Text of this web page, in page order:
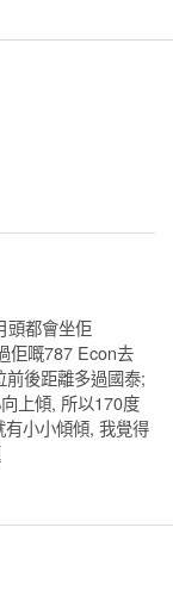
頭都會坐佢
佢嘅787 Econ去
後距離多過國泰;
上傾, 所以170度
小小傾傾, 我覺得